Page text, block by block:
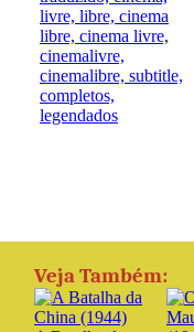
Veja Também: